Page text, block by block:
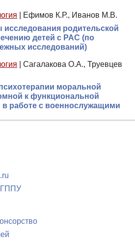
Ефимов К.Р., Иванов М.В.
родительской
детей с РАС (по
исследований)
Сагалакова О.А., Труевцев
моральной
к функциональной
в работе с военнослужащими